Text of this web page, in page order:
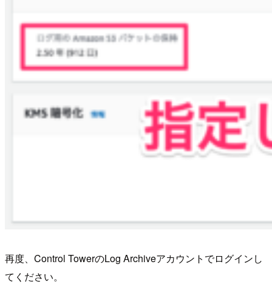
再度、Control TowerのLog Archiveアカウントでログインし
てください。